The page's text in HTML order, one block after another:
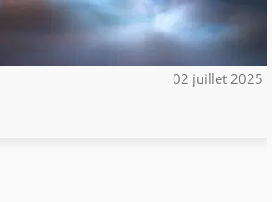
02 juillet 2025